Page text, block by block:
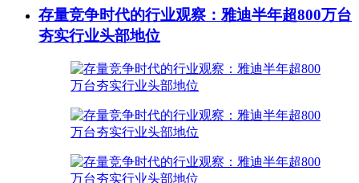
存量竞争时代的行业观察：雅迪半年超800万台
夯实行业头部地位